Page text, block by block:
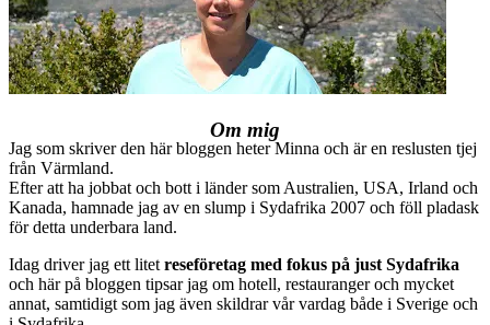
Om mig
Jag som skriver den här bloggen heter Minna och är en reslusten tjej
från Värmland.
Efter att ha jobbat och bott i länder som Australien, USA, Irland och
Kanada, hamnade jag av en slump i Sydafrika 2007 och föll pladask
för detta underbara land.
Idag driver jag ett litet reseföretag med fokus på just Sydafrika
och här på bloggen tipsar jag om hotell, restauranger och mycket
annat, samtidigt som jag även skildrar vår vardag både i Sverige och